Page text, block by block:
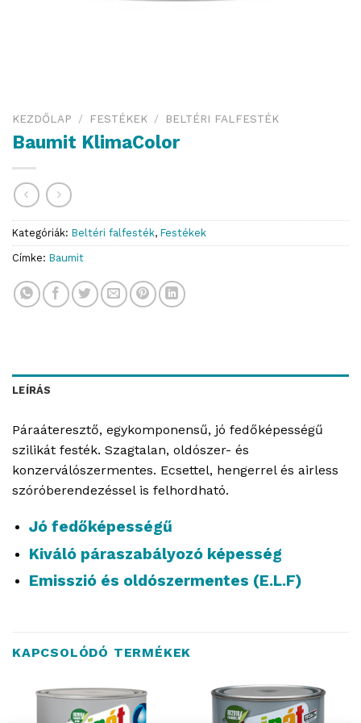
KEZDŐLAP / FESTÉKEK / BELTÉRI FALFESTÉK
Baumit KlimaColor
Kategóriák: Beltéri falfesték, Festékek
Címke: Baumit
LEÍRÁS
Páraáteresztő, egykomponensű, jó fedőképességű
szilikát festék. Szagtalan, oldószer- és
konzerválószermentes. Ecsettel, hengerrel és airless
szóróberendezéssel is felhordható.
Jó fedőképességű
Kiváló páraszabályozó képesség
Emisszió és oldószermentes (E.L.F)
KAPCSOLÓDÓ TERMÉKEK